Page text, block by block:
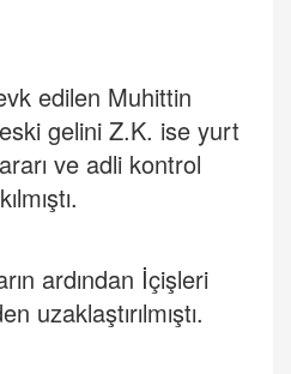
edilen Muhittin
gelini Z.K. ise yurt
ve adli kontrol
ardından İçişleri
uzaklaştırılmıştı.